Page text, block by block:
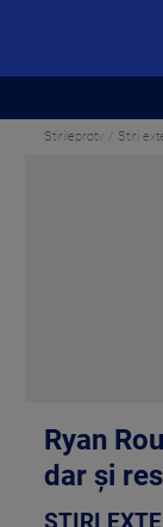
Stirileprotv Stiri
Ryan
dar și